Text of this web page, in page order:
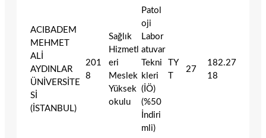
ACIBADEM
MEHMET
ALİ
AYDINLAR
ÜNİVERSİTE
Sİ
(İSTANBUL)
201
8
Sağlık
Hizmetl
eri
Meslek
Yüksek
okulu
Patol
oji
Labor
atuvar
Tekni
kleri
(İÖ)
(%50
İndiri
mli)
TY
T
27
182.27
18